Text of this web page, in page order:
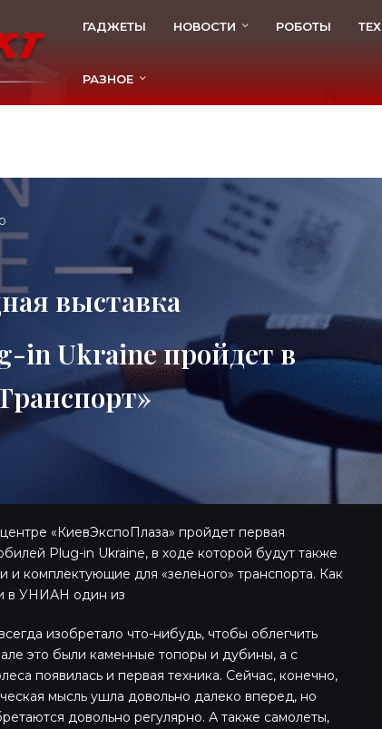
ГАДЖЕТЫ НОВОСТИ РОБОТЫ
РАЗНОЕ
выставка
in Ukraine пройдет в
«КиевЭкспоПлаза» пройдет первая
Plug-in Ukraine, в ходе которой будут также
и комплектующие для «зеленого» транспорта. Как
в УНИАН один из
изобретало что-нибудь, чтобы облегчить
это были каменные топоры и дубины, а с
появилась и первая техника. Сейчас, конечно,
мысль ушла довольно далеко вперед, но
довольно регулярно. А также самолеты,